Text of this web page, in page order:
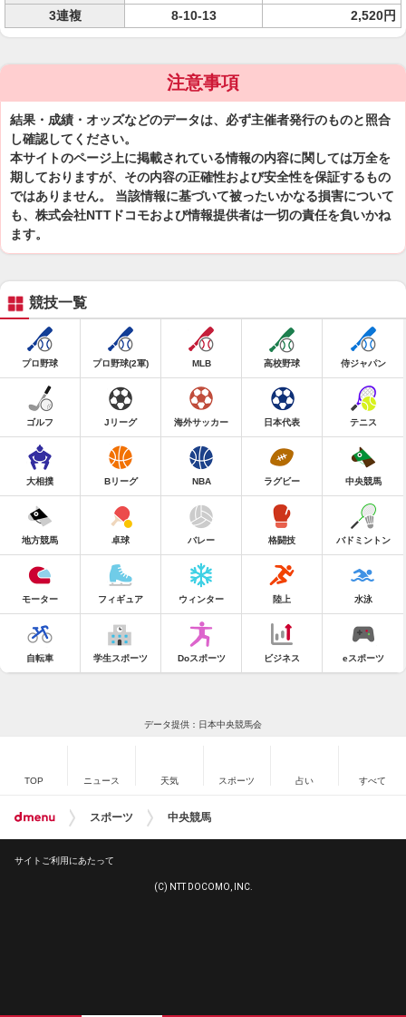
3連複
8-10-13 2,520円
注意事項
結果・成績・オッズなどのデータは、必ず主催者発行のものと照合
し確認してください。
本サイトのページ上に掲載されている情報の内容に関しては万全を
期しておりますが、その内容の正確性および安全性を保証するもの
ではありません。 当該情報に基づいて被ったいかなる損害について
も、株式会社NTTドコモおよび情報提供者は一切の責任を負いかね
ます。
競技一覧
プロ野球 プロ野球(2軍) MLB 高校野球 侍ジャパン
ゴルフ Jリーグ 海外サッカー 日本代表 テニス
大相撲 Bリーグ NBA ラグビー 中央競馬
地方競馬 卓球 バレー 格闘技 バドミントン
モーター フィギュア ウィンター 陸上 水泳
自転車 学生スポーツ Doスポーツ ビジネス eスポーツ
データ提供：日本中央競馬会
TOP ニュース 天気 スポーツ 占い すべて
スポーツ 中央競馬
サイトご利用にあたって
(C) NTT DOCOMO, INC.